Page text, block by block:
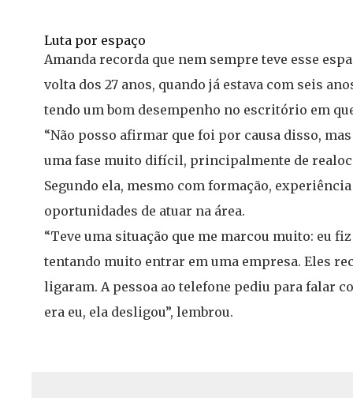
Luta por espaço
Amanda recorda que nem sempre teve esse
volta dos 27 anos, quando já estava com seis
tendo um bom desempenho no escritório em
“Não posso afirmar que foi por causa disso,
uma fase muito difícil, principalmente de
Segundo ela, mesmo com formação,
oportunidades de atuar na área.
“Teve uma situação que me marcou muito: eu
tentando muito entrar em uma empresa. Eles
ligaram. A pessoa ao telefone pediu para falar
era eu, ela desligou”, lembrou.